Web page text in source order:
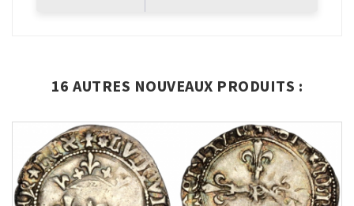
16 AUTRES NOUVEAUX PRODUITS :